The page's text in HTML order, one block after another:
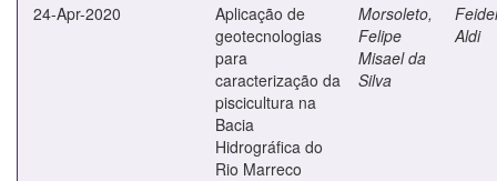
24-Apr-2020
Aplicação de
geotecnologias
para
caracterização da
piscicultura na
Bacia
Hidrográfica do
Rio Marreco
Morsoleto,
Felipe
Misael da
Silva
Aldi